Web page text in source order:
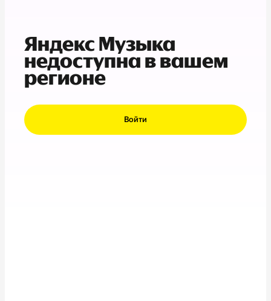
Яндекс Музыка
недоступна в вашем
регионе
Войти